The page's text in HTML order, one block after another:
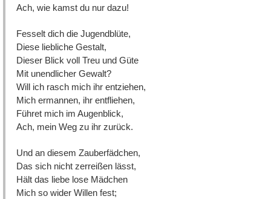
Ach, wie kamst du nur dazu!
Fesselt dich die Jugendblüte,
Diese liebliche Gestalt,
Dieser Blick voll Treu und Güte
Mit unendlicher Gewalt?
Will ich rasch mich ihr entziehen,
Mich ermannen, ihr entfliehen,
Führet mich im Augenblick,
Ach, mein Weg zu ihr zurück.
Und an diesem Zauberfädchen,
Das sich nicht zerreißen lässt,
Hält das liebe lose Mädchen
Mich so wider Willen fest;